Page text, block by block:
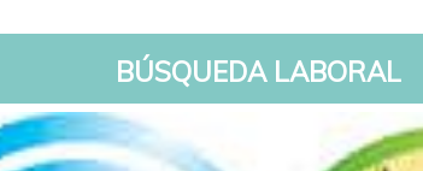
BÚSQUEDA LABORAL